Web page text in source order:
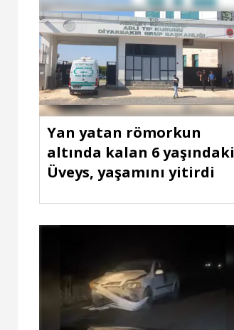
Yan yatan römorkun
altında kalan 6 yaşındaki
Üveys, yaşamını yitirdi